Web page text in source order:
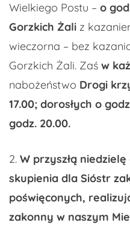
Wielkiego Postu – o
Gorzkich Żali z
wieczorna – bez
Gorzkich Żali. Zaś w
nabożeństwo Drogi
17.00; dorosłych o
godz. 20.00.
2. W przyszłą niedzielę
skupienia dla Sióstr
poświęconych,
zakonny w naszym